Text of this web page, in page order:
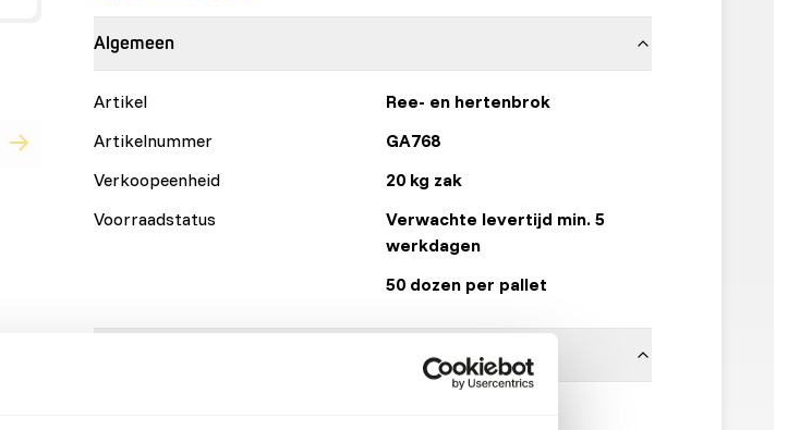
Algemeen
Artikel
Ree- en hertenbrok
Artikelnummer
GA768
Verkoopeenheid
20 kg zak
Voorraadstatus
Verwachte levertijd min. 5
werkdagen
50 dozen per pallet